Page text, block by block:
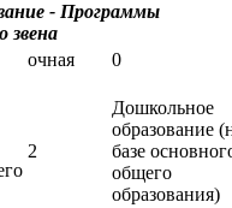
- Программы
звена
очная 0
2
Дошкольное
образование
базе
общего
образования)